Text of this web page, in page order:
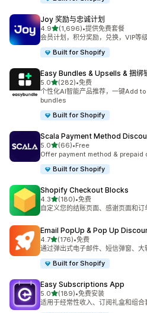
Joy 奖励与忠诚计划
4.9星（满分 5 星）
(1,696)
总共 1696 条评论
•提供免费套餐
会员计划，积分奖励，兑换，VIP等
Built for Shopify
Easy Bundles & Upsells & 捆绑
5.0星（满分 5 星）
(282)
总共 282 条评论
•免费
个性化AI智能产品推荐，一键Add
bundles
Built for Shopify
Scala Payment Method
5.0星（满分 5 星）
(66)
总共 66 条评论
•Free
Offer payment method &
Built for Shopify
Shopify Checkout Blocks
4.3星（满分 5 星）
(180)
总共 180 条评论
•免费
自定义您的结账页面、感谢页面和订
Email PopUp & Pop Up
4.7星（满分 5 星）
(176)
总共 176 条评论
•免费
通过弹出式电子邮件、短信弹窗、
Built for Shopify
Easy Subscriptions App
5.0星（满分 5 星）
(189)
总共 189 条评论
•免费安装
适用于经常性收入、订阅礼盒和组合